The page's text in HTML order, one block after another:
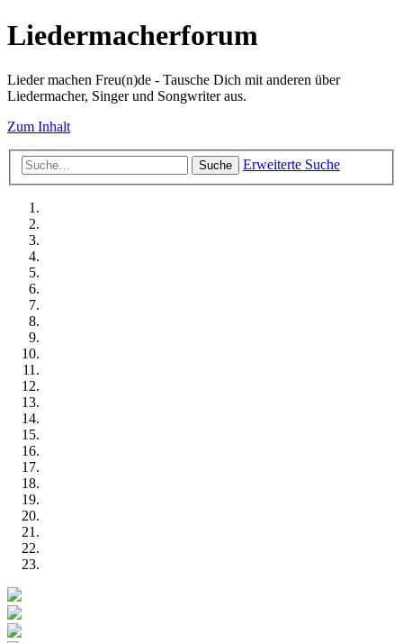
Liedermacherforum
Lieder machen Freu(n)de - Tausche Dich mit anderen über
Liedermacher, Singer und Songwriter aus.
Zum Inhalt
Suche Erweiterte Suche